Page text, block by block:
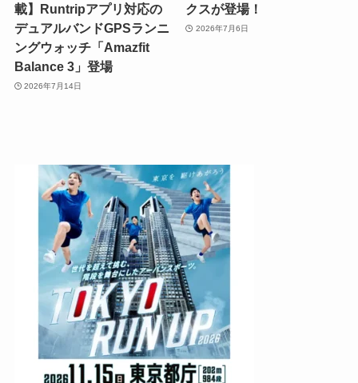
載】Runtripアプリ対応の
デュアルバンドGPSランニ
ングウォッチ「Amazfit
Balance 3」登場
2026年7月14日
クスが登場！
2026年7月6日